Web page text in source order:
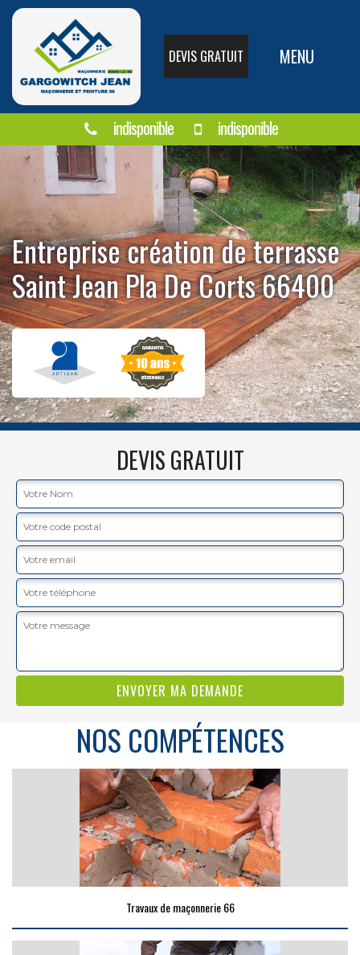
DEVIS GRATUIT MENU
indisponible indisponible
Entreprise création de terrasse
Saint Jean Pla De Corts 66400
DEVIS GRATUIT
NOS COMPÉTENCES
Travaux de maçonnerie 66